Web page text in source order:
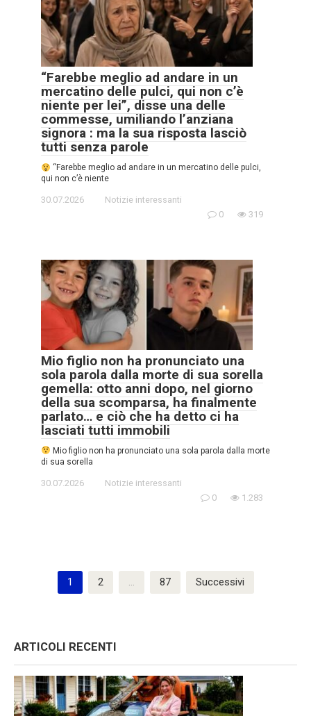
“Farebbe meglio ad andare in un
mercatino delle pulci, qui non c’è
niente per lei”, disse una delle
commesse, umiliando l’anziana
signora : ma la sua risposta lasciò
tutti senza parole
“Farebbe meglio ad andare in un mercatino delle pulci,
qui non c’è niente
30.07.2026
Notizie interessanti
0
319
Mio figlio non ha pronunciato una
sola parola dalla morte di sua sorella
gemella: otto anni dopo, nel giorno
della sua scomparsa, ha finalmente
parlato… e ciò che ha detto ci ha
lasciati tutti immobili
Mio figlio non ha pronunciato una sola parola dalla morte
di sua sorella
30.07.2026
Notizie interessanti
0
1.283
Paginazione1 2 … 87 Successivi
ARTICOLI RECENTI